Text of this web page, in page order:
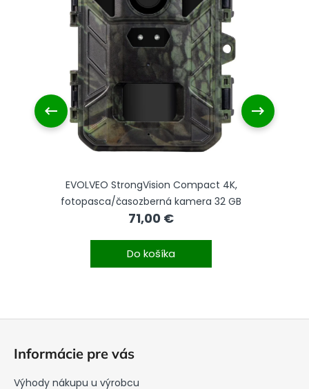
EVOLVEO StrongVision Compact 4K,
fotopasca/časozberná kamera 32 GB
71,00 €
Do košíka
Informácie pre vás
Výhody nákupu u výrobcu